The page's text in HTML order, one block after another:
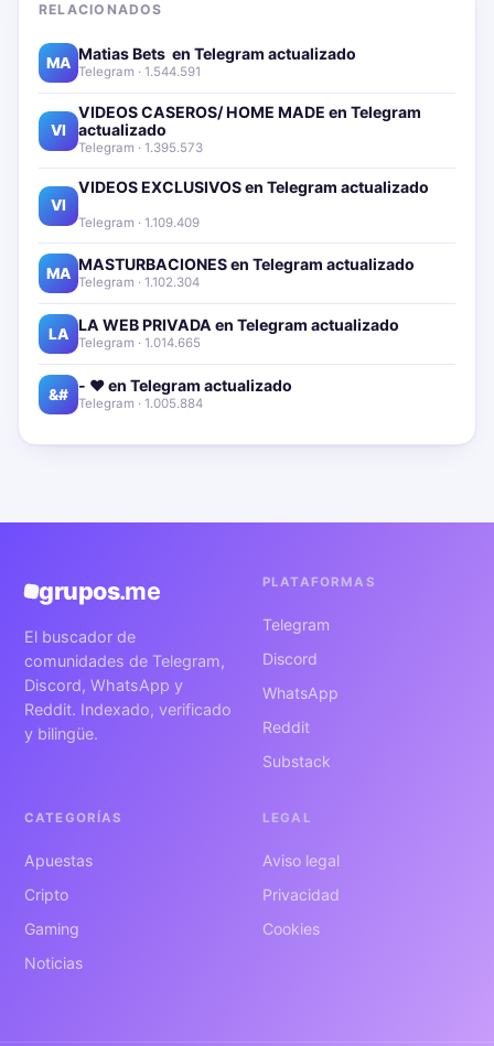
RELACIONADOS
MA Matias Bets ‍ en Telegram actualizado📱🔥
Telegram · 1.544.591
VI
VIDEOS CASEROS/ HOME MADE en Telegram
actualizado📱🔥
Telegram · 1.395.573
VI
VIDEOS EXCLUSIVOS en Telegram actualizado📱
Telegram · 1.109.409
MA MASTURBACIONES en Telegram actualizado📱🔥
Telegram · 1.102.304
LA LA WEB PRIVADA en Telegram actualizado📱🔥
Telegram · 1.014.665
&# - ❤️ en Telegram actualizado📱🔥
Telegram · 1.005.884
grupos.me
El buscador de
comunidades de Telegram,
Discord, WhatsApp y
Reddit. Indexado, verificado
y bilingüe.
PLATAFORMAS
Telegram
Discord
WhatsApp
Reddit
Substack
CATEGORÍAS
Apuestas
Cripto
Gaming
Noticias
LEGAL
Aviso legal
Privacidad
Cookies